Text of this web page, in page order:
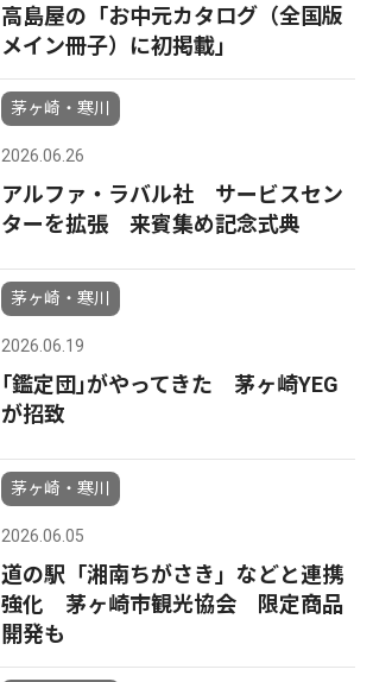
高島屋の「お中元カタログ（全国版
メイン冊子）に初掲載」
茅ヶ崎・寒川
2026.06.26
アルファ・ラバル社 サービスセン
ターを拡張 来賓集め記念式典
茅ヶ崎・寒川
2026.06.19
｢鑑定団｣がやってきた 茅ヶ崎YEG
が招致
茅ヶ崎・寒川
2026.06.05
道の駅「湘南ちがさき」などと連携
強化 茅ヶ崎市観光協会 限定商品
開発も